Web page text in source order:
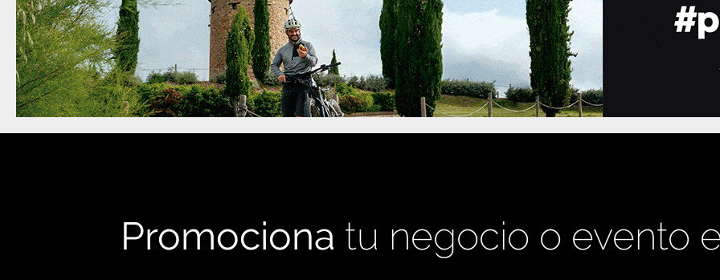
Promociona tu negocio o evento